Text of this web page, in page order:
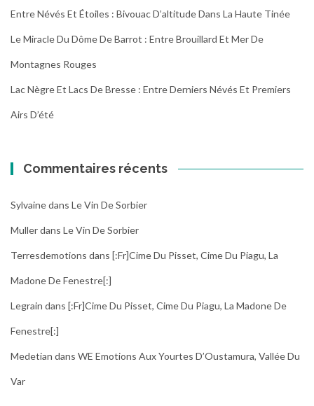
Entre Névés Et Étoiles : Bivouac D’altitude Dans La Haute Tinée
Le Miracle Du Dôme De Barrot : Entre Brouillard Et Mer De
Montagnes Rouges
Lac Nègre Et Lacs De Bresse : Entre Derniers Névés Et Premiers
Airs D’été
Commentaires récents
Sylvainedans Le Vin De Sorbier
Mullerdans Le Vin De Sorbier
Terresdemotions dans [:fr]Cime Du Pisset, Cime Du Piagu, La
Madone De Fenestre[:]
Legrain dans [:fr]Cime Du Pisset, Cime Du Piagu, La Madone De
Fenestre[:]
Medetian dans WE Emotions Aux Yourtes D’Oustamura, Vallée Du
Var